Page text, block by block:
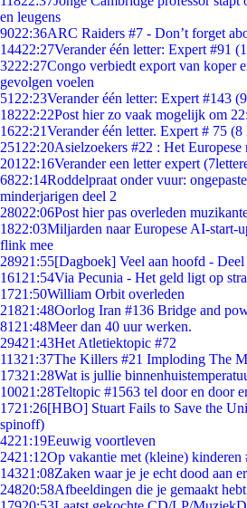
en leugens
9022:36ARC Raiders #7 - Don’t forget
14422:27Verander één letter: Expert #91
3222:27Congo verbiedt export van koper
gevolgen voelen
51 22:23Verander één letter: Expert #143
18222:22Post hier zo vaak mogelijk om
1622:21Verander één letter. Expert # 75 (8
251 22:20Asielzoekers #22 : Het Europese
201 22:16Verander een letter expert
6822:14Roddelpraat onder vuur:
minderjarigen deel 2
28022:06Post hier pas overleden
1822:03Miljarden naar Europese AI-start-
flink mee
28921:55[Dagboek] Veel aan hoofd - Deel
161 21:54Via Pecunia - Het geld ligt op
1721:50William Orbit overleden
21821:48Oorlog Iran #136 Bridge and
81 21:48Meer dan 40 uur werken.
29421:43Het Atletiektopic #72
11321:37The Killers #21 Imploding The
17321:28Wat is jullie
10021:28Teltopic #1563 tel door en door
1721:26[HBO] Stuart Fails to Save the
spinoff)
4221:19Eeuwig voortleven
2421:12Op vakantie met (kleine) kinderen
14321:08Zaken waar je je echt dood aan
24820:58Afbeeldingen die je gemaakt